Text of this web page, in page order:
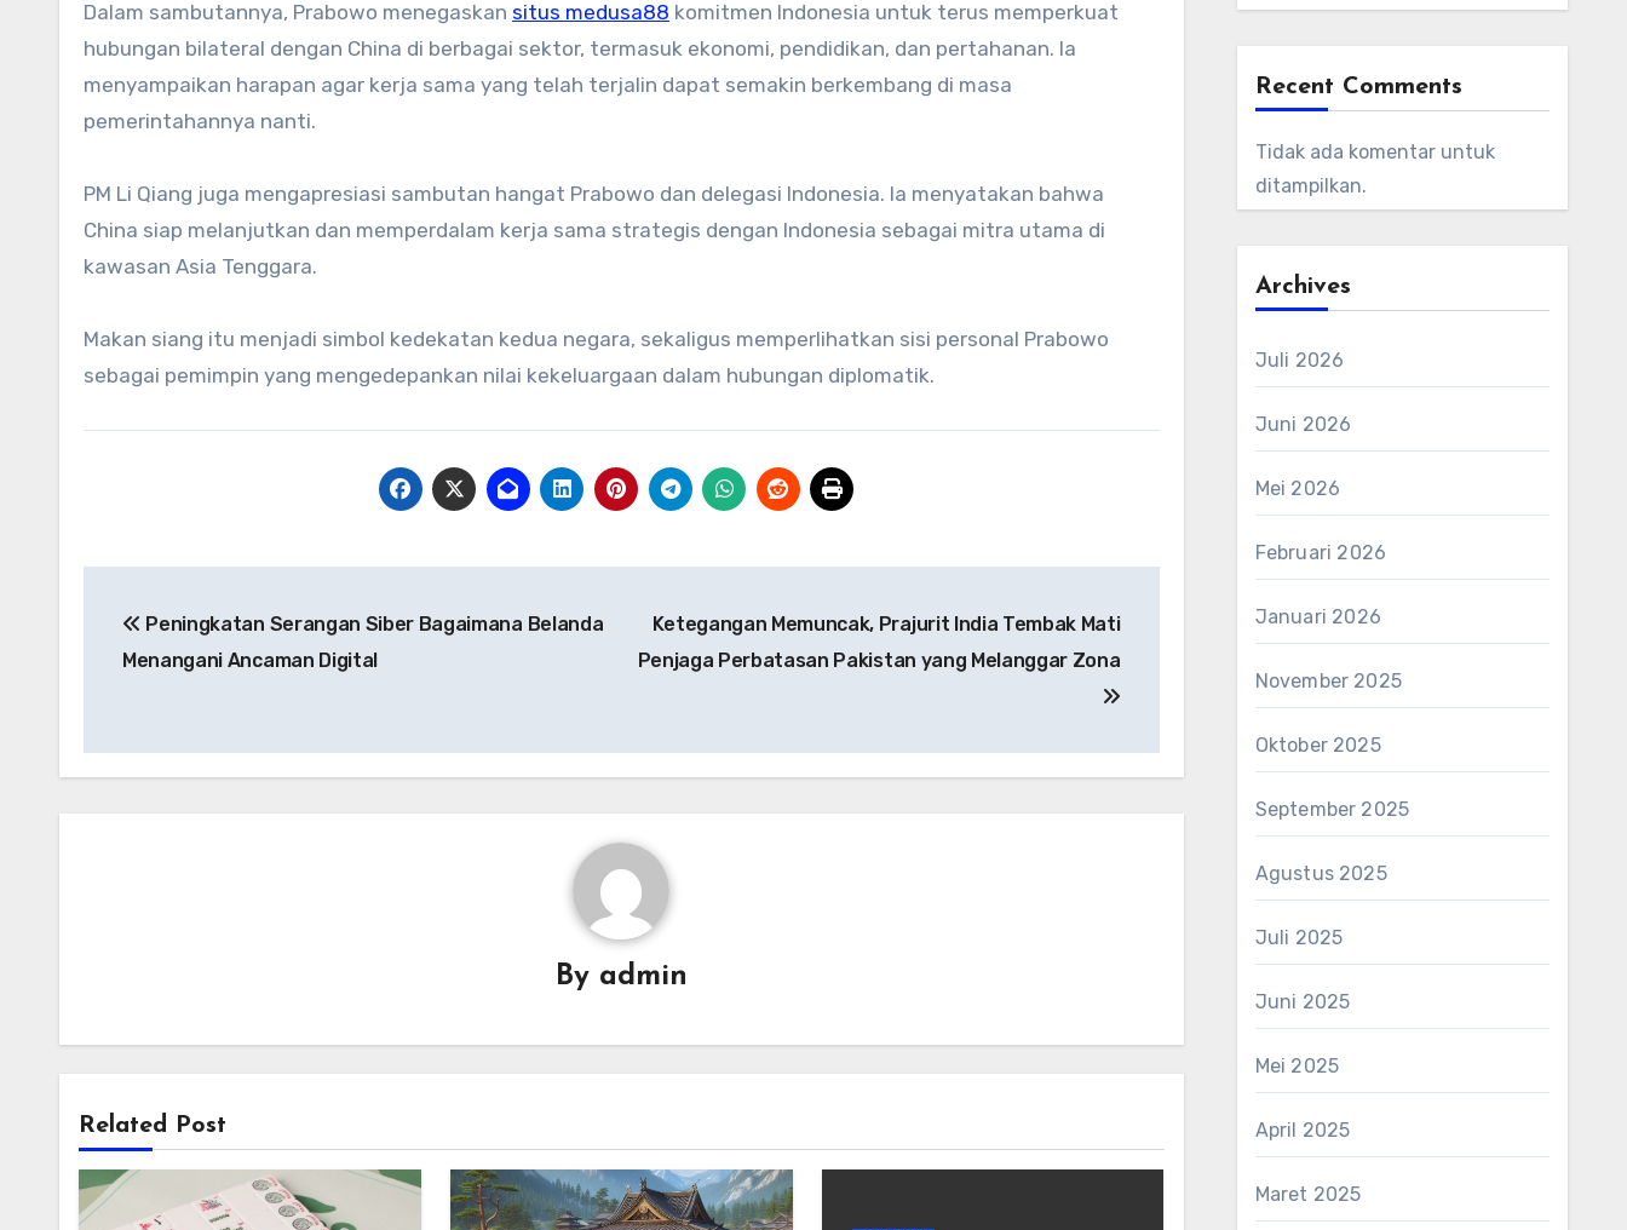
Dalam sambutannya, Prabowo menegaskan situs medusa88 komitmen Indonesia untuk terus memperkuat
hubungan bilateral dengan China di berbagai sektor, termasuk ekonomi, pendidikan, dan pertahanan. Ia
menyampaikan harapan agar kerja sama yang telah terjalin dapat semakin berkembang di masa
pemerintahannya nanti.
PM Li Qiang juga mengapresiasi sambutan hangat Prabowo dan delegasi Indonesia. Ia menyatakan bahwa
China siap melanjutkan dan memperdalam kerja sama strategis dengan Indonesia sebagai mitra utama di
kawasan Asia Tenggara.
Makan siang itu menjadi simbol kedekatan kedua negara, sekaligus memperlihatkan sisi personal Prabowo
sebagai pemimpin yang mengedepankan nilai kekeluargaan dalam hubungan diplomatik.
pos Peningkatan Serangan Siber Bagaimana Belanda
Menangani Ancaman Digital
Ketegangan Memuncak, Prajurit India Tembak Mati
Penjaga Perbatasan Pakistan yang Melanggar Zona
By admin
Related Post
Recent Comments
Tidak ada komentar untuk
ditampilkan.
Archives
Juli 2026
Juni 2026
Mei 2026
Februari 2026
Januari 2026
November 2025
Oktober 2025
September 2025
Agustus 2025
Juli 2025
Juni 2025
Mei 2025
April 2025
Maret 2025